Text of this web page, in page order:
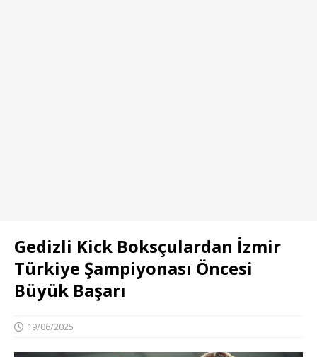
Gedizli Kick Boksçulardan İzmir
Türkiye Şampiyonası Öncesi
Büyük Başarı
19/06/2025